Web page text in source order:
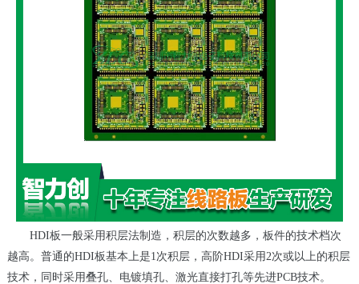
HDI板一般采用积层法制造，积层的次数越多，板件的技术档次
越高。普通的HDI板基本上是1次积层，高阶HDI采用2次或以上的积层
技术，同时采用叠孔、电镀填孔、激光直接打孔等先进PCB技术。